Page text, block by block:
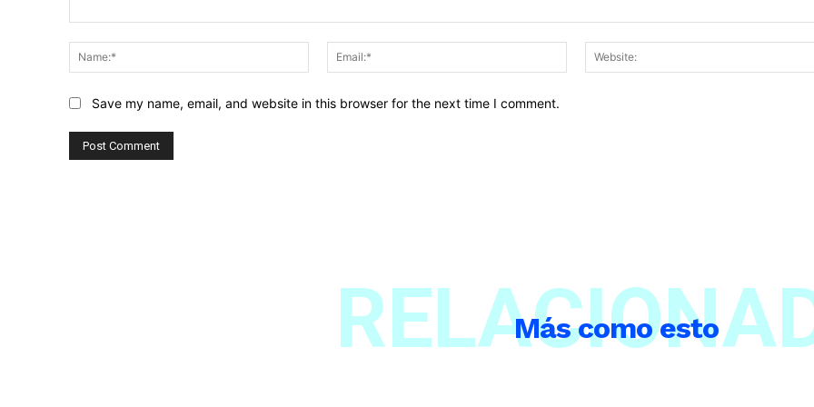
Save my name, email, and website in this browser for the next time I comment.
Más como esto